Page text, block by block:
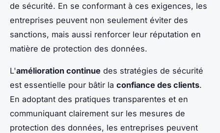
de sécurité. En se conformant à ces exigences, les
entreprises peuvent non seulement éviter des
sanctions, mais aussi renforcer leur réputation en
matière de protection des données.
L'amélioration continue des stratégies de sécurité
est essentielle pour bâtir la confiance des clients.
En adoptant des pratiques transparentes et en
communiquant clairement sur les mesures de
protection des données, les entreprises peuvent